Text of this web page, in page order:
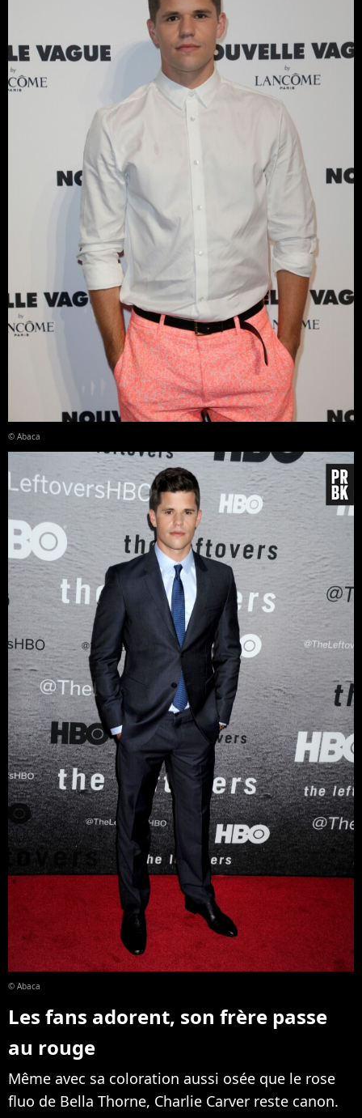
© Abaca
© Abaca
Les fans adorent, son frère passe
au rouge
Même avec sa coloration aussi osée que le rose
fluo de Bella Thorne, Charlie Carver reste canon.